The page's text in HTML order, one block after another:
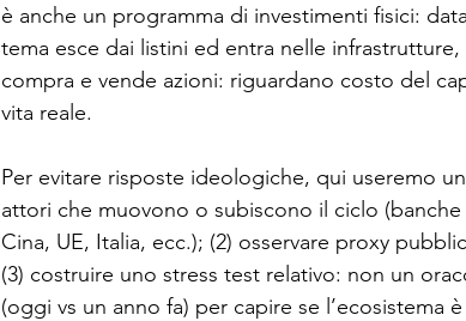
è anche un programma di investimenti fisici:
tema esce dai listini ed entra nelle
compra e vende azioni: riguardano costo del
vita reale.
Per evitare risposte ideologiche, qui useremo
attori che muovono o subiscono il ciclo
Cina, UE, Italia, ecc.); (2) osservare proxy
(3) costruire uno stress test relativo: non un
(oggi vs un anno fa) per capire se